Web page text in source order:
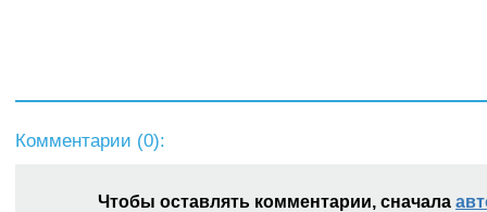
Комментарии (0):
Чтобы оставлять комментарии, сначала